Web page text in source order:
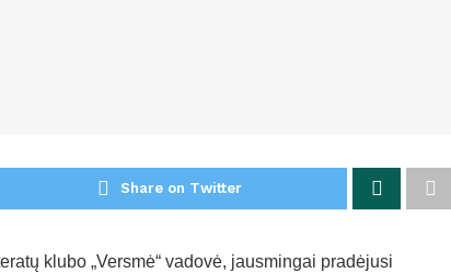
Share on Twitter
klubo „Versmė“ vadovė, jausmingai pradėjusi